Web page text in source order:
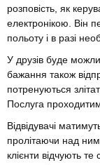
розповість, як
електронікою. Він
польоту і в разі
У друзів буде
бажання також
потренуються
Послуга
Відвідувачі
пролітаючи над
клієнти відчують